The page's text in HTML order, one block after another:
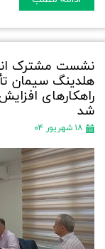
نشست مشترک
هلدینگ سیمان
راهکارهای
شد
۱۸ شهریور ۰۴